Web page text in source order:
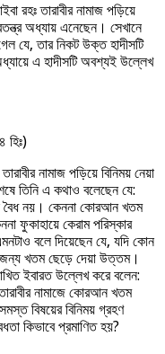
রহঃ তারাবীর নামাজ পড়িয়ে
অধ্যায় এনেছেন। সেখানে
যে, তার নিকট উক্ত হাদীসটি
এ হাদীসটি অবশ্যই উল্লেখ
হিঃ)
নামাজ পড়িয়ে বিনিময় নেয়া
তিনি এ কথাও বলেছেন যে:
বৈধ নয়। কেননা কোরআন খতম
ফুকাহায়ে কেরাম পরিস্কার
বলে দিয়েছেন যে, যদি কোন
জন্য খতম ছেড়ে দেয়া উত্তম।
ইবারত উল্লেখ করে বলেন:
নামাজে কোরআন খতম
বিষয়ের বিনিময় গ্রহণ
কিভাবে প্রমাণিত হয়?